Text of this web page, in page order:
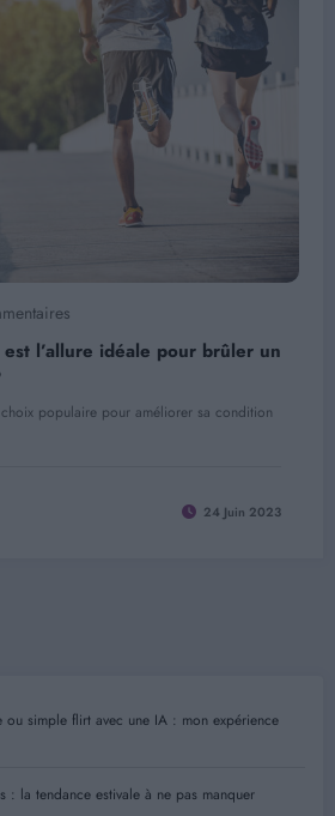
l’allure idéale pour brûler un
populaire pour améliorer sa condition
24 Juin 2023
ou simple flirt avec une IA : mon expérience
: la tendance estivale à ne pas manquer